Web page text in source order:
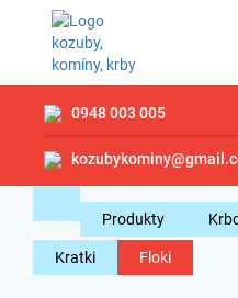
0948 003 005
Produkty
Kratki Floki